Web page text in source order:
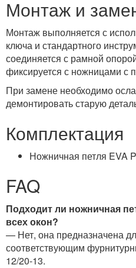
Монтаж и
Монтаж выполняется с
ключа и стандартного
соединяется с рамной
фиксируется с ножницами с
При замене необходимо
демонтировать старую
Комплектация
Ножничная петля EVA
FAQ
Подходит ли ножничная
всех окон?
— Нет, она предназначена
соответствующим
12/20-13.